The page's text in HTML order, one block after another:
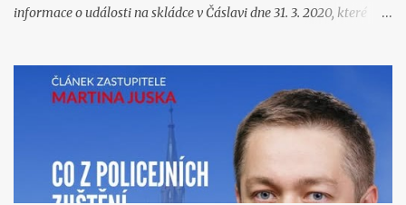
informace o události na skládce v Čáslavi dne 31. 3. 2020, které
k-vybuchu-pozaru-na.html ) a o kterých jsem Vás souhrnně
informoval na zasedání zastupitelstva 22. 6. 2026. Ze zmíněného
vyrozumění a z navazujících podkladů podle mého názoru
vyplývají další závažné otázky, které dosud nejsou veřejnosti
srozumitelně a úplně zodpovězeny. Skládka v Čáslavi je zařízení,
jehož provoz dlouhodobě ovlivňuje život ve městě. V letošním roce